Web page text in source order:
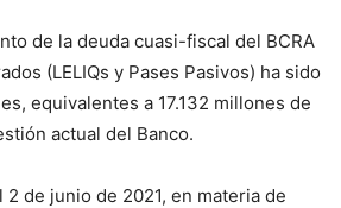
de la deuda cuasi-fiscal del BCRA
(LELIQs y Pases Pasivos) ha sido
equivalentes a 17.132 millones de
actual del Banco.
2 de junio de 2021, en materia de